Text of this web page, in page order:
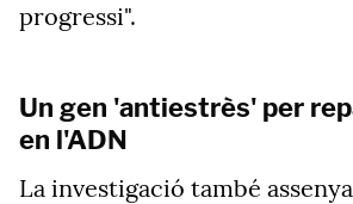
progressi".
Un gen 'antiestrès' per
en l'ADN
La investigació també